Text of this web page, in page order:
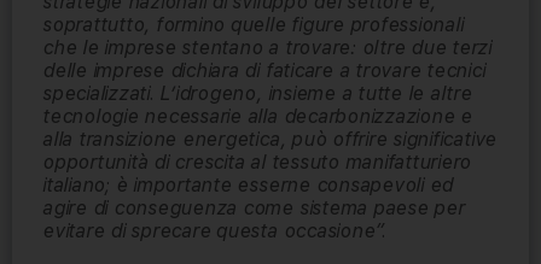
soprattutto, formino quelle figure professionali
che le imprese stentano a trovare: oltre due terzi
delle imprese dichiara di faticare a trovare tecnici
specializzati. L’idrogeno, insieme a tutte le altre
tecnologie necessarie alla decarbonizzazione e
alla transizione energetica, può offrire significative
opportunità di crescita al tessuto manifatturiero
italiano; è importante esserne consapevoli ed
agire di conseguenza come sistema paese per
evitare di sprecare questa occasione”.